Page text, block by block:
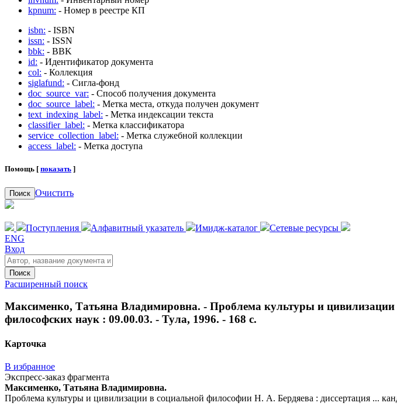
kpnum: - Номер в реестре КП
isbn: - ISBN
issn: - ISSN
bbk: - BBK
id: - Идентификатор документа
col: - Коллекция
siglafund: - Сигла-фонд
doc_source_var: - Способ получения документа
doc_source_label: - Метка места, откуда получен документ
text_indexing_label: - Метка индексации текста
classifier_label: - Метка классификатора
service_collection_label: - Метка служебной коллекции
access_label: - Метка доступа
Помощь [ показать ]
Поиск Очистить
Поступления Алфавитный указатель Имидж-каталог
Сетевые ресурсы
ENG
Вход
Поиск
Расширенный поиск
Максименко, Татьяна Владимировна. - Проблема культуры и
философских наук : 09.00.03. - Тула, 1996. - 168 с.
Карточка
В избранное
Экспресс-заказ фрагмента
Максименко, Татьяна Владимировна.
Проблема культуры и цивилизации в социальной философии Н. А. Бердяева : диссертация ...